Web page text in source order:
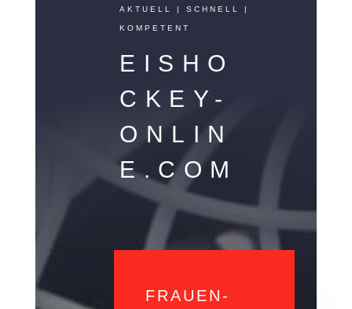
AKTUELL | SCHNELL |
KOMPETENT
EISHO
CKEY-
ONLIN
E.COM
FRAUEN-